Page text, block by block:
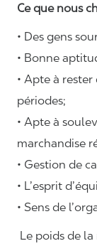
Ce que nous
• Des gens
• Bonne
• Apte à
périodes;
• Apte à
marchandise
• Gestion de
• L’esprit
• Sens de
Le poids de